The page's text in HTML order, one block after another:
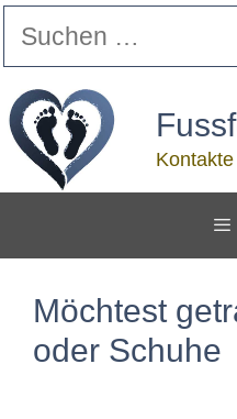
Zum
Inhalt
springen
nach:
Möchtest
oder Schuhe